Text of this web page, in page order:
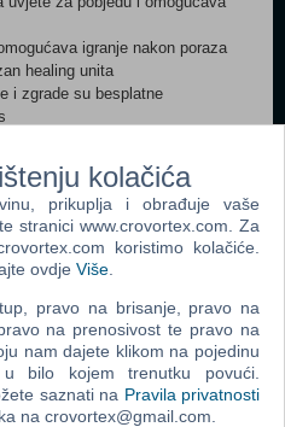
igranje nakon poraza
healing unita
i zgrade su besplatne
TV News Broadcaste
opcije
kolačića
prikuplja i obrađuje vaše
stranici www.crovortex.com. Za
koristimo kolačiće.
ovdje Više
pravo na brisanje, pravo na
na prenosivost te pravo na
nam dajete klikom na pojedinu
bilo kojem trenutku povući.
saznati na Pravila privatnosti
na crovortex@gmail.com.